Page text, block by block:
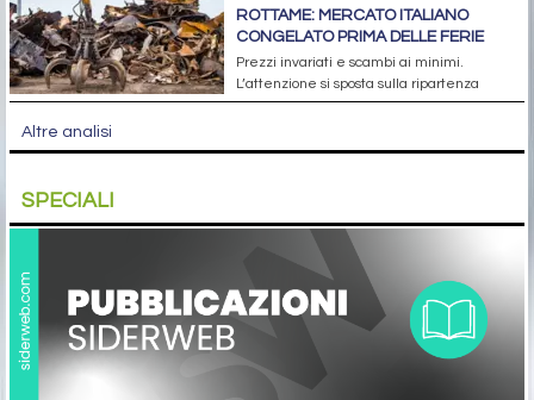
ROTTAME: MERCATO ITALIANO
CONGELATO PRIMA DELLE FERIE
Prezzi invariati e scambi ai minimi.
L’attenzione si sposta sulla ripartenza
Altre analisi
SPECIALI